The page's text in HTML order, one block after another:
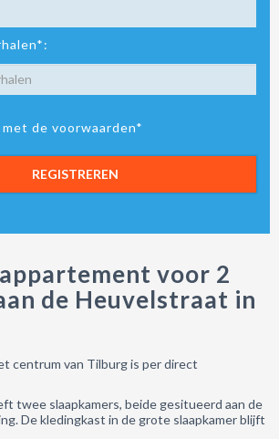
de voorwaarden*
REGISTREREN
voor 2
de Heuvelstraat in
centrum van Tilburg is per direct
twee slaapkamers, beide gesitueerd aan de
De kledingkast in de grote slaapkamer blijft